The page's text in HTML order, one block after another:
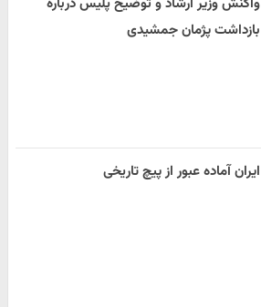
واکنش وزیر ارشاد و توضیح پلیس درباره
بازداشت پژمان جمشیدی
ایران آماده عبور از پیچ تاریخی